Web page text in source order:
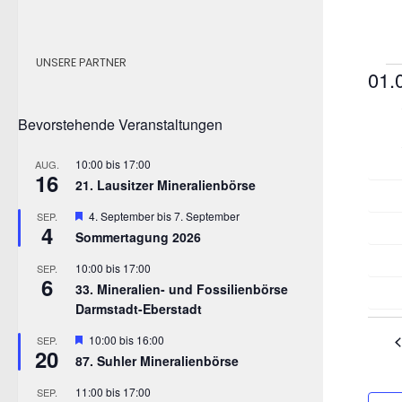
d
UNSERE PARTNER
Bevorstehende Veranstaltungen
AUG.
16
10:00 bis 17:00
21. Lausitzer Mineralienbörse
SEP.
4
Hervorgehoben
4. Septemberbis7. September
Sommertagung 2026
SEP.
6
10:00 bis 17:00
33. Mineralien- und Fossilienbörse
Darmstadt-Eberstadt
SEP.
20
Hervorgehoben
10:00 bis 16:00
87. Suhler Mineralienbörse
SEP. 11:00 bis 17:00